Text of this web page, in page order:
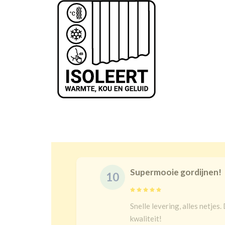
10 Prachtige
Na een lange